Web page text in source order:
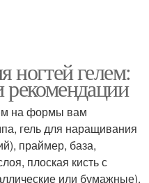
ногтей гелем:
рекомендации
на формы вам
гель для наращивания
праймер, база,
плоская кисть с
или бумажные),